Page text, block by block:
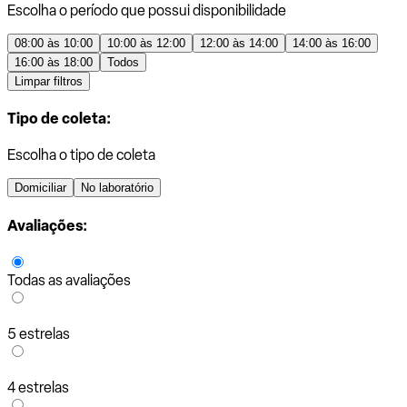
Escolha o período que possui disponibilidade
08:00 às 10:00 10:00 às 12:00 12:00 às 14:00
14:00 às 16:00
16:00 às 18:00
Todos
Limpar filtros
Tipo de coleta:
Escolha o tipo de coleta
Domiciliar No laboratório
Avaliações:
Todas as avaliações
5 estrelas
4 estrelas